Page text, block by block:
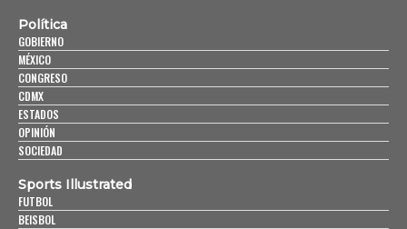
Política
GOBIERNO
MÉXICO
CONGRESO
CDMX
ESTADOS
OPINIÓN
SOCIEDAD
Sports Illustrated
FUTBOL
BEISBOL